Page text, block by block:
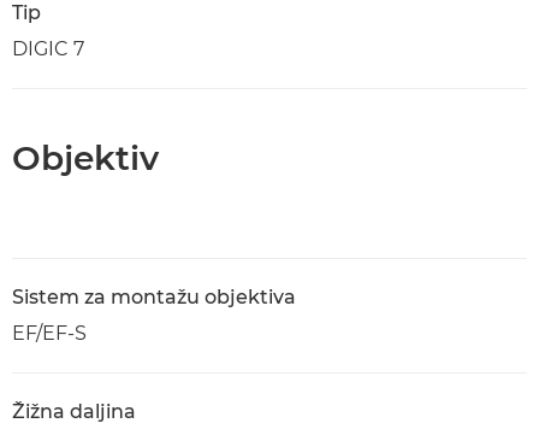
Tip
DIGIC 7
Objektiv
Sistem za montažu objektiva
EF/EF-S
Žižna daljina